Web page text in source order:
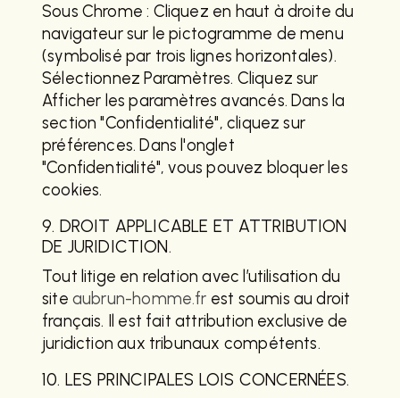
Sous Chrome : Cliquez en haut à droite du
navigateur sur le pictogramme de menu
(symbolisé par trois lignes horizontales).
Sélectionnez Paramètres. Cliquez sur
Afficher les paramètres avancés. Dans la
section "Confidentialité", cliquez sur
préférences. Dans l'onglet
"Confidentialité", vous pouvez bloquer les
cookies.
9. DROIT APPLICABLE ET ATTRIBUTION
DE JURIDICTION.
Tout litige en relation avec l’utilisation du
site aubrun-homme.fr est soumis au droit
français. Il est fait attribution exclusive de
juridiction aux tribunaux compétents.
10. LES PRINCIPALES LOIS CONCERNÉES.